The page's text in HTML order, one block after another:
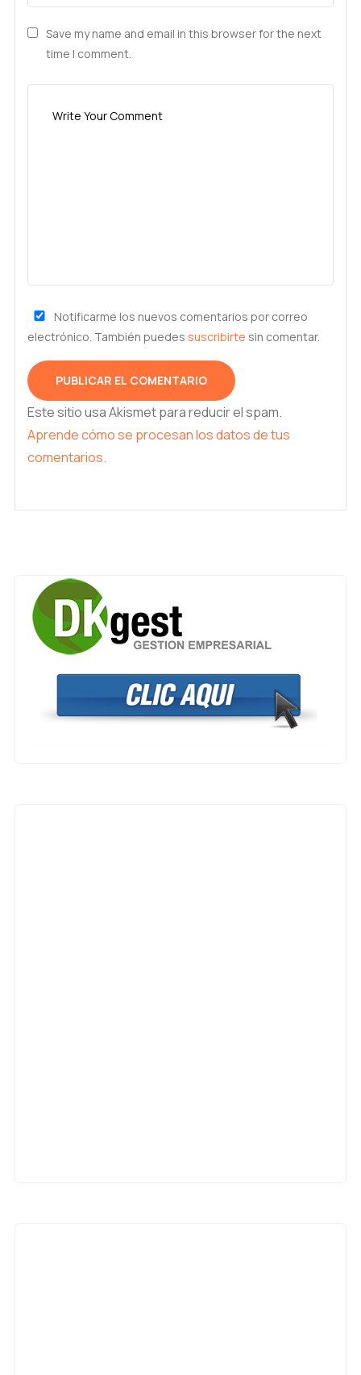
Save my name and email in this browser for the next
time I comment.
Notificarme los nuevos comentarios por correo
electrónico. También puedes suscribirte sin comentar.
Este sitio usa Akismet para reducir el spam.
Aprende cómo se procesan los datos de tus
comentarios.